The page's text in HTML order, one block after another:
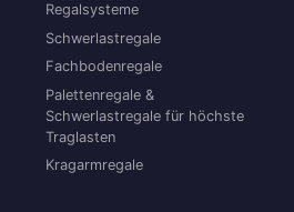
Regalsysteme
Schwerlastregale
Fachbodenregale
Palettenregale &
Schwerlastregale für höchste
Traglasten
Kragarmregale